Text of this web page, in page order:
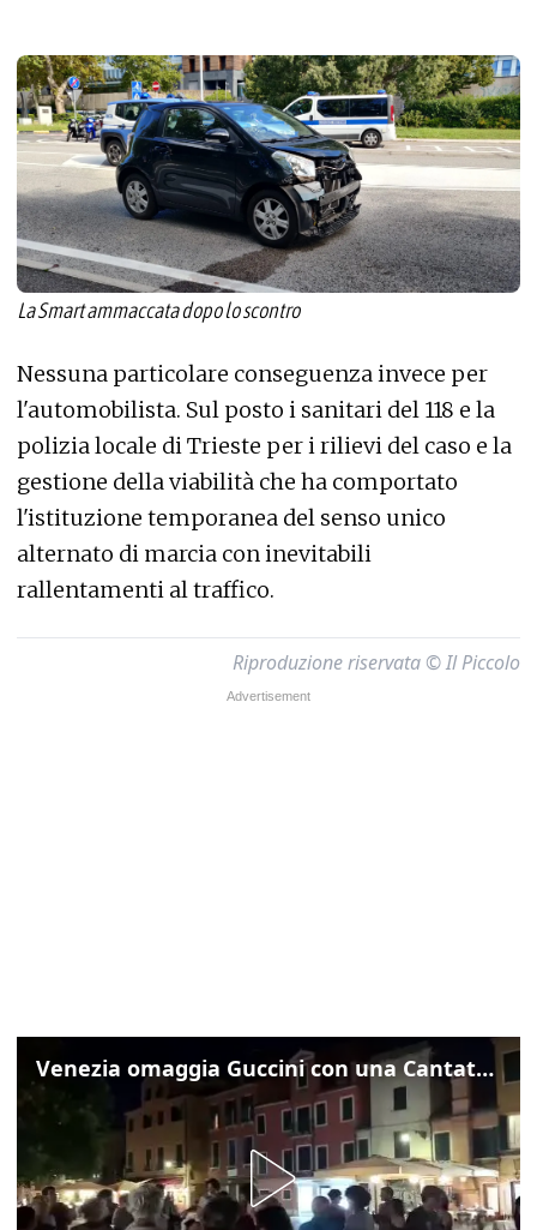
La Smart ammaccata dopo lo scontro
Nessuna particolare conseguenza invece per
l'automobilista. Sul posto i sanitari del 118 e la
polizia locale di Trieste per i rilievi del caso e la
gestione della viabilità che ha comportato
l'istituzione temporanea del senso unico
alternato di marcia con inevitabili
rallentamenti al traffico.
Riproduzione riservata © Il Piccolo
Venezia omaggia Guccini con una Cantata Anarchica in campo Santa Margherita